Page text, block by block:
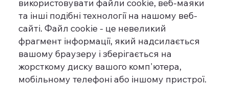
використовувати файли cookie, веб-маяки
та інші подібні технології на нашому веб-
сайті. Файл cookie - це невеликий
фрагмент інформації, який надсилається
вашому браузеру і зберігається на
жорсткому диску вашого комп'ютера,
мобільному телефоні або іншому пристрої.